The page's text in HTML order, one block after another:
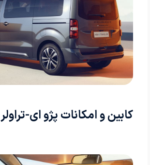
کابین و امکانات پژو ای-تراولر